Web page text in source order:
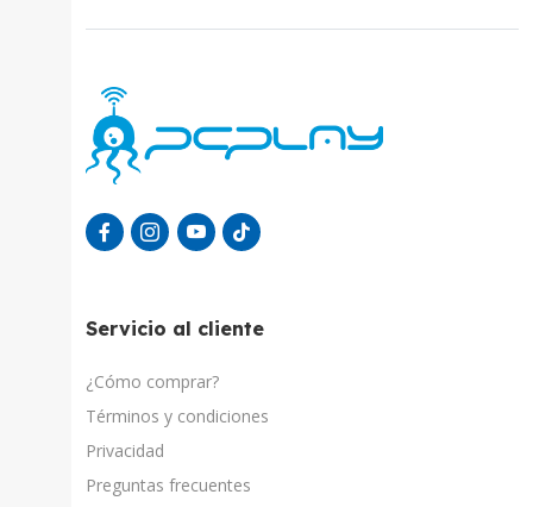
Servicio al cliente
¿Cómo comprar?
Términos y condiciones
Privacidad
Preguntas frecuentes